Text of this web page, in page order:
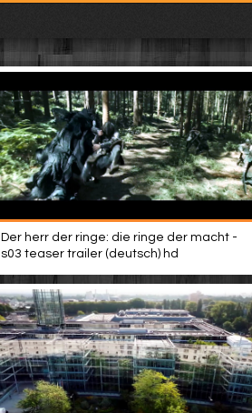
Der herr der ringe: die ringe der macht -
s03 teaser trailer (deutsch) hd